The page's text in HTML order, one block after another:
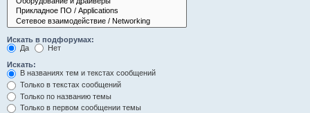
Искать в подфорумах:
Да
Нет
Искать:
В названиях тем и текстах сообщений
Только в текстах сообщений
Только по названию темы
Только в первом сообщении темы